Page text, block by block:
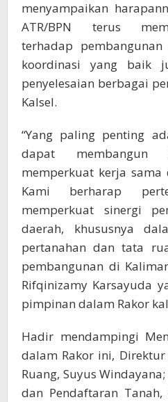
menyampaikan
ATR/BPN terus
terhadap
koordinasi yang baik
penyelesaian berbagai
Kalsel.
“Yang paling penting
dapat membangun
memperkuat kerja
Kami berharap
memperkuat sinergi
daerah, khususnya
pertanahan dan tata
pembangunan di
Rifqinizamy Karsayuda
pimpinan dalam Rakor
Hadir mendampingi
dalam Rakor ini, Direktur
Ruang, Suyus
dan Pendaftaran